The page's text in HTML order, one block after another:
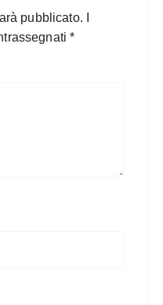
pubblicato.
*